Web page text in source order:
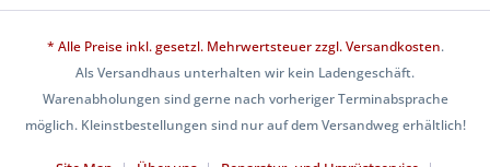
* Alle Preise inkl. gesetzl. Mehrwertsteuer zzgl.Versandkosten.
Als Versandhaus unterhalten wir kein Ladengeschäft.
Warenabholungen sind gerne nach vorheriger Terminabsprache
möglich. Kleinstbestellungen sind nur auf dem Versandweg erhältlich!